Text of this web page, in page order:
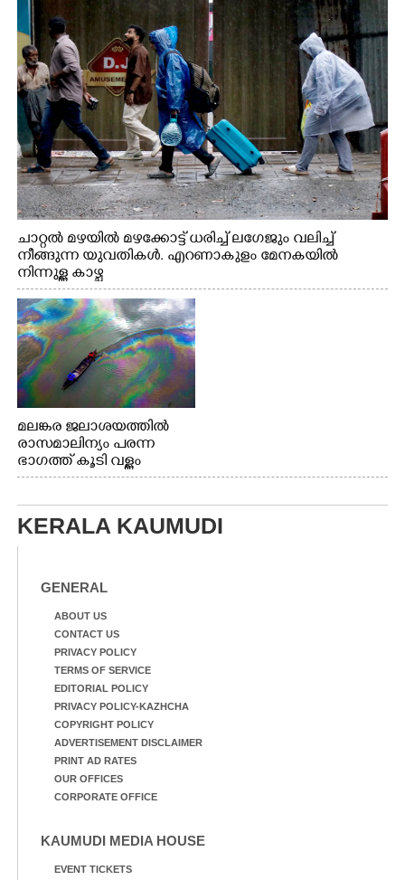
ചാറ്റൽ മഴയിൽ മഴക്കോട്ട് ധരിച്ച് ലഗേജും വലിച്ച്
നീങ്ങുന്ന യുവതികൾ. എറണാകുളം മേനകയിൽ
നിന്നുള്ള കാഴ്ച
മലങ്കര ജലാശയത്തിൽ
രാസമാലിന്യം പരന്ന
ഭാഗത്ത് കൂടി വള്ളം
തുഴഞ്ഞു പോകുന്ന
KERALA KAUMUDI
GENERAL
ABOUT US
CONTACT US
PRIVACY POLICY
TERMS OF SERVICE
EDITORIAL POLICY
PRIVACY POLICY-KAZHCHA
COPYRIGHT POLICY
ADVERTISEMENT DISCLAIMER
PRINT AD RATES
OUR OFFICES
CORPORATE OFFICE
KAUMUDI MEDIA HOUSE
EVENT TICKETS